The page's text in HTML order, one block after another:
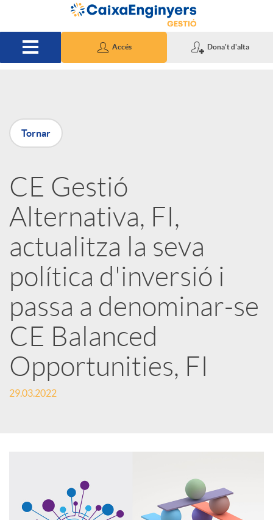
Salta al contingut principal
Accés Dona't d'alta
P
u
b
l
i
c
a
d
d
Tornar
CE Gestió
Alternativa, FI,
actualitza la seva
política d'inversió i
passa a denominar-se
CE Balanced
Opportunities, FI
29.03.2022